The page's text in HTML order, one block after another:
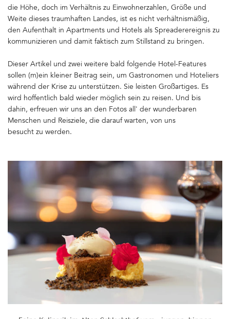
die Höhe, doch im Verhältnis zu Einwohnerzahlen, Größe und
Weite dieses traumhaften Landes, ist es nicht verhältnismäßig,
den Aufenthalt in Apartments und Hotels als Spreaderereignis zu
kommunizieren und damit faktisch zum Stillstand zu bringen.
Dieser Artikel und zwei weitere bald folgende Hotel-Features
sollen (m)ein kleiner Beitrag sein, um Gastronomen und Hoteliers
während der Krise zu unterstützen. Sie leisten Großartiges. Es
wird hoffentlich bald wieder möglich sein zu reisen. Und bis
dahin, erfreuen wir uns an den Fotos all' der wunderbaren
Menschen und Reisziele, die darauf warten, von uns
besucht zu werden.